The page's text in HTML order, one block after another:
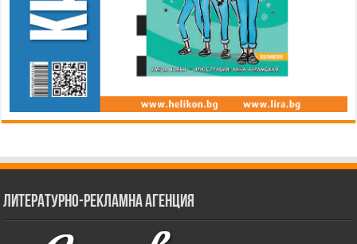
Литературно-рекламна агенция